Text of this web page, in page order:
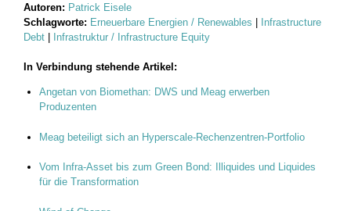
Autoren: Patrick Eisele
Schlagworte: Erneuerbare Energien / Renewables | Infrastructure
Debt | Infrastruktur / Infrastructure Equity
In Verbindung stehende Artikel:
Angetan von Biomethan: DWS und Meag erwerben
Produzenten
Meag beteiligt sich an Hyperscale-Rechenzentren-Portfolio
Vom Infra-Asset bis zum Green Bond: Illiquides und Liquides
für die Transformation